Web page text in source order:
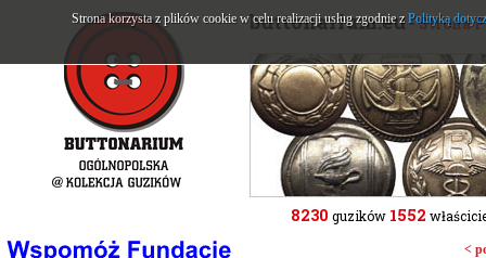
buttonarium.eu- Strona
8230 guzików 1552
<
Strona korzysta z plików cookie w celu realizacji usług zgodnie z Polityką